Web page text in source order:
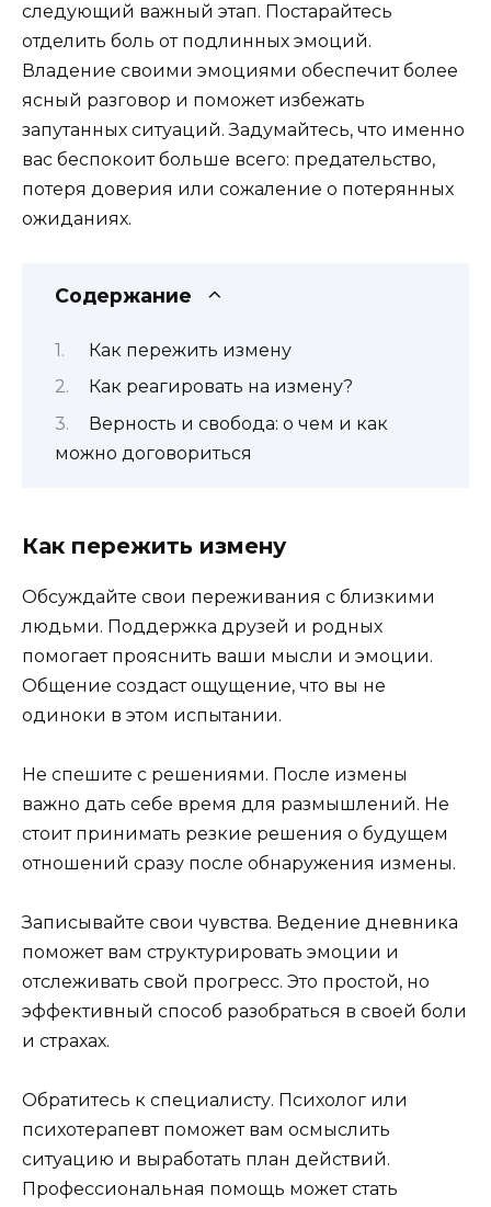
следующий важный этап. Постарайтесь
отделить боль от подлинных эмоций.
Владение своими эмоциями обеспечит более
ясный разговор и поможет избежать
запутанных ситуаций. Задумайтесь, что именно
вас беспокоит больше всего: предательство,
потеря доверия или сожаление о потерянных
ожиданиях.
Содержание
Как пережить измену
Как реагировать на измену?
Верность и свобода: о чем и как
можно договориться
Как пережить измену
Обсуждайте свои переживания с близкими
людьми. Поддержка друзей и родных
помогает прояснить ваши мысли и эмоции.
Общение создаст ощущение, что вы не
одиноки в этом испытании.
Не спешите с решениями. После измены
важно дать себе время для размышлений. Не
стоит принимать резкие решения о будущем
отношений сразу после обнаружения измены.
Записывайте свои чувства. Ведение дневника
поможет вам структурировать эмоции и
отслеживать свой прогресс. Это простой, но
эффективный способ разобраться в своей боли
и страхах.
Обратитесь к специалисту. Психолог или
психотерапевт поможет вам осмыслить
ситуацию и выработать план действий.
Профессиональная помощь может стать